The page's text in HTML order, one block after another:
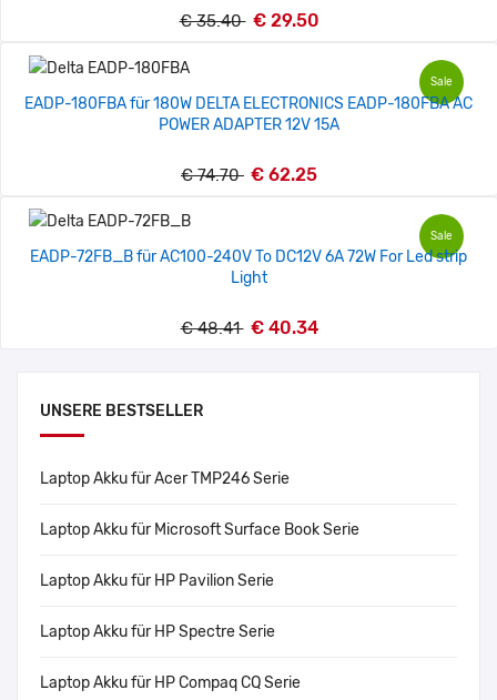
UNSERE BESTSELLER
Laptop Akku für Acer TMP246 Serie
Laptop Akku für Microsoft Surface Book Serie
Laptop Akku für HP Pavilion Serie
Laptop Akku für HP Spectre Serie
Laptop Akku für HP Compaq CQ Serie
€ 35.40 € 29.50
Sale
EADP-180FBA für 180W DELTA ELECTRONICS EADP-180FBA AC
POWER ADAPTER 12V 15A
€ 74.70 € 62.25
Sale
EADP-72FB_B für AC100-240V To DC12V 6A 72W For Led strip
Light
€ 48.41 € 40.34